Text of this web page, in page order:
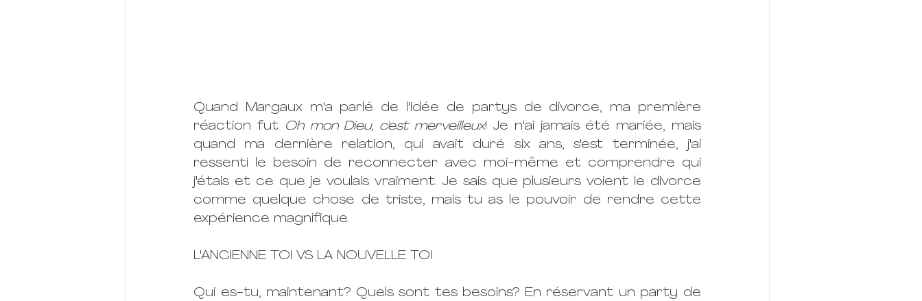
Quand Margaux m'a parlé de l'idée de partys de divorce, ma première
réaction fut Oh mon Dieu, c'est merveilleux! Je n'ai jamais été mariée, mais
quand ma dernière relation, qui avait duré six ans, s'est terminée, j'ai
ressenti le besoin de reconnecter avec moi-même et comprendre qui
j'étais et ce que je voulais vraiment. Je sais que plusieurs voient le divorce
comme quelque chose de triste, mais tu as le pouvoir de rendre cette
expérience magnifique.
L'ANCIENNE TOI VS LA NOUVELLE TOI
Qui es-tu, maintenant? Quels sont tes besoins? En réservant un party de